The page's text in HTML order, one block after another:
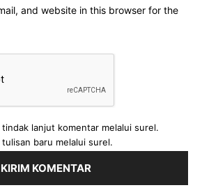
and website in this browser for the
tindak lanjut komentar melalui surel.
baru melalui surel.